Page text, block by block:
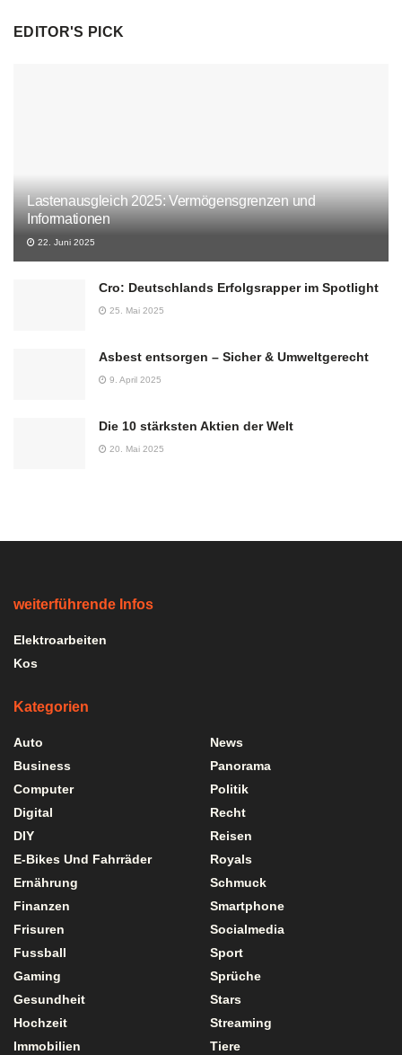
EDITOR'S PICK
Lastenausgleich 2025: Vermögensgrenzen und
Informationen
22. Juni 2025
Cro: Deutschlands Erfolgsrapper im Spotlight
25. Mai 2025
Asbest entsorgen – Sicher & Umweltgerecht
9. April 2025
Die 10 stärksten Aktien der Welt
20. Mai 2025
weiterführende Infos
Elektroarbeiten
Kos
Kategorien
Auto
Business
Computer
Digital
DIY
E-Bikes Und Fahrräder
Ernährung
Finanzen
Frisuren
Fussball
Gaming
Gesundheit
Hochzeit
Immobilien
News
Panorama
Politik
Recht
Reisen
Royals
Schmuck
Smartphone
Socialmedia
Sport
Sprüche
Stars
Streaming
Tiere